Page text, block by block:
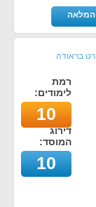
המלאה
בראודה
רמת
לימודים:
10
דירוג
המוסד:
10